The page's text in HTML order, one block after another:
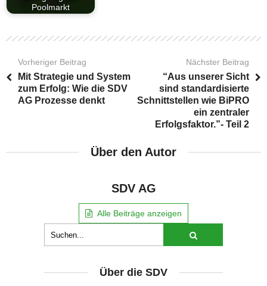
Poolmarkt
Vorheriger Beitrag
Mit Strategie und System
zum Erfolg: Wie die SDV
AG Prozesse denkt
Nächster Beitrag
“Aus unserer Sicht
sind standardisierte
Schnittstellen wie BiPRO
ein zentraler
Erfolgsfaktor.”- Teil 2
Über den Autor
SDV AG
Alle Beiträge anzeigen
Über die SDV